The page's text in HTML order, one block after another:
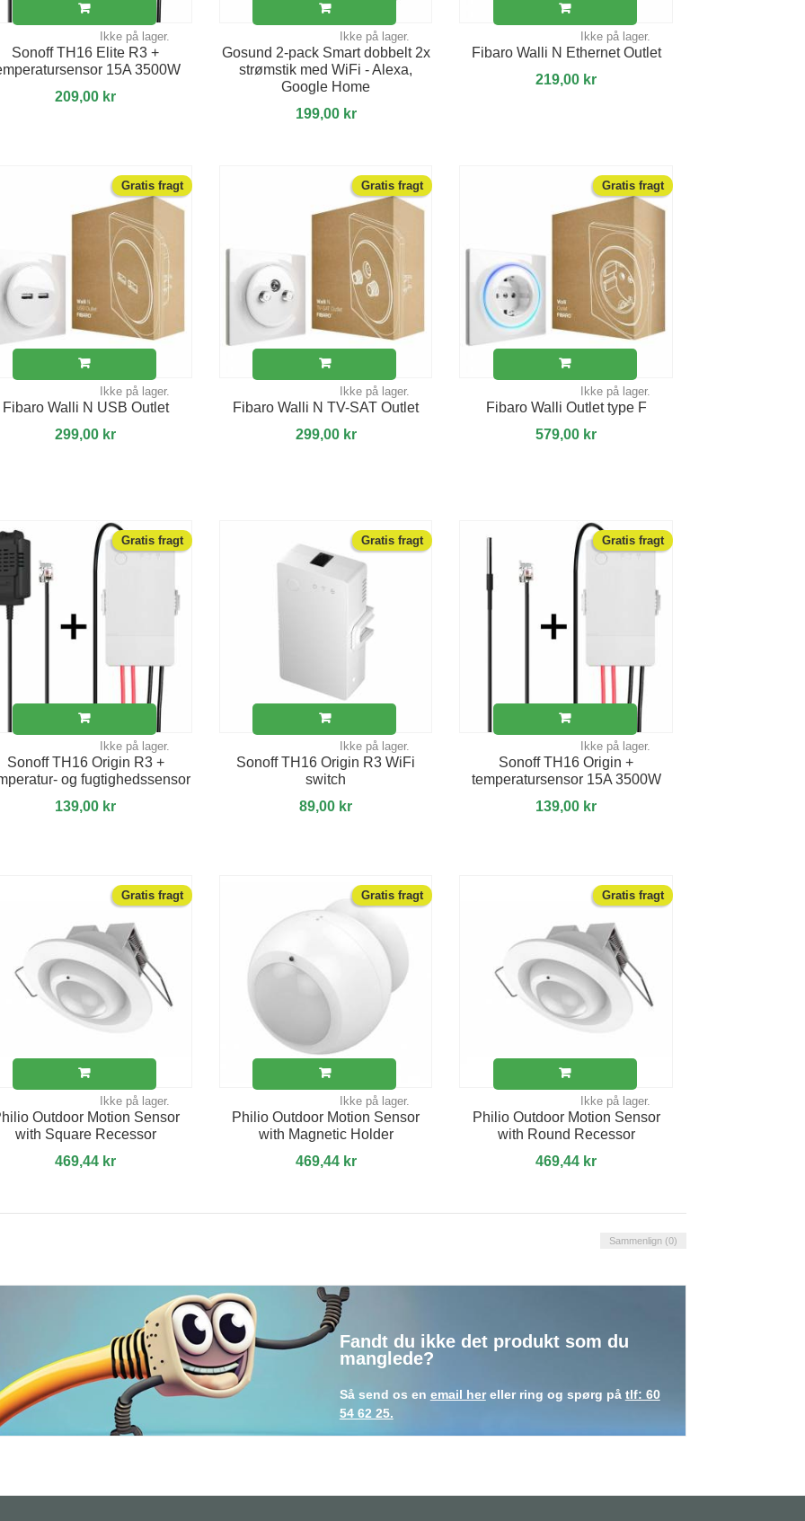
Ikke på lager.
Sonoff TH16 Elite R3 +
15A 3500W
209,00 kr
Ikke på lager.
Gosund 2-pack Smart dobbelt 2x
strømstik med WiFi - Alexa,
Google Home
199,00 kr
Ikke på lager.
Fibaro Walli N Ethernet Outlet
219,00 kr
Gratis fragt
Ikke på lager.
Fibaro Walli N USB Outlet
299,00 kr
Gratis fragt
Ikke på lager.
Fibaro Walli N TV-SAT Outlet
299,00 kr
Gratis fragt
Ikke på lager.
Fibaro Walli Outlet type F
579,00 kr
Gratis fragt
Ikke på lager.
Sonoff TH16 Origin R3 +
og fugtighedssensor
139,00 kr
Gratis fragt
Ikke på lager.
Sonoff TH16 Origin R3 WiFi
switch
89,00 kr
Gratis fragt
Ikke på lager.
Sonoff TH16 Origin +
temperatursensor 15A 3500W
139,00 kr
Gratis fragt
Ikke på lager.
Outdoor Motion Sensor
with Square Recessor
469,44 kr
Gratis fragt
Ikke på lager.
Philio Outdoor Motion Sensor
with Magnetic Holder
469,44 kr
Gratis fragt
Ikke på lager.
Philio Outdoor Motion Sensor
with Round Recessor
469,44 kr
Sammenlign (0)
Fandt du ikke det produkt som du
manglede?
Så send os en email hereller ring og spørg på tlf: 60
54 62 25.